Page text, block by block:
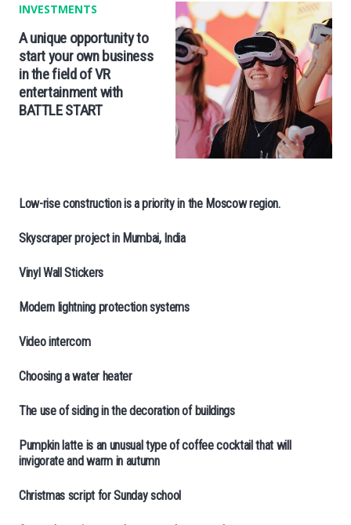
INVESTMENTS
A unique opportunity to
start your own business
in the field of VR
entertainment with
BATTLE START
Low-rise construction is a priority in the Moscow region.
Skyscraper project in Mumbai, India
Vinyl Wall Stickers
Modern lightning protection systems
Video intercom
Choosing a water heater
The use of siding in the decoration of buildings
Pumpkin latte is an unusual type of coffee cocktail that will
invigorate and warm in autumn
Christmas script for Sunday school